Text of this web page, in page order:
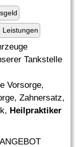
Leistungen
Tankstelle
Vorsorge,
Zahnersatz,
Heilpraktiker